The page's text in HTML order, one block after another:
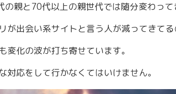
親と70代以上の親世代では随分変わって
が出会い系サイトと言う人が減ってきてる
変化の波が打ち寄せています。
対応をして行かなくてはいけません。